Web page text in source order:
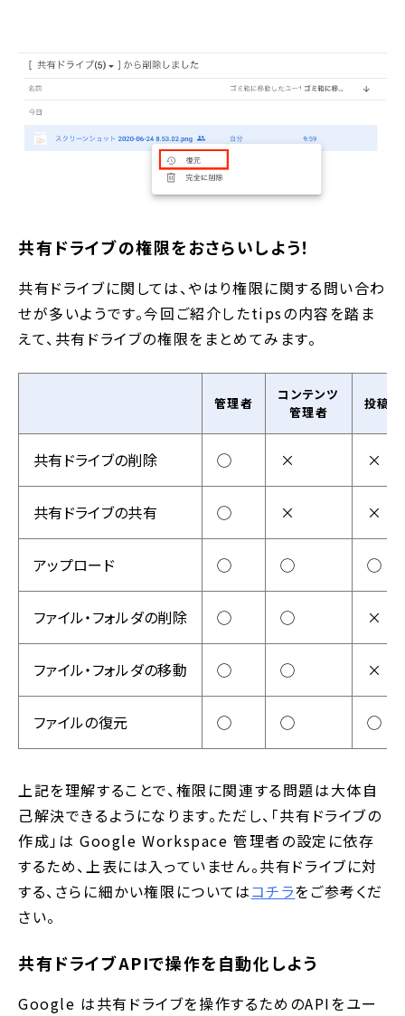
共有ドライブの権限をおさらいしよう！
共有ドライブに関しては、やはり権限に関する問い合わ
せが多いようです。今回ご紹介したtipsの内容を踏ま
えて、共有ドライブの権限をまとめてみます。
管理者
コンテンツ
管理者
投稿者
共有ドライブの削除 ◯ × ×
共有ドライブの共有 ◯ × ×
アップロード ◯ ◯ ◯
ファイル・フォルダの削除 ◯ ◯ ×
ファイル・フォルダの移動 ◯ ◯ ×
ファイルの復元 ◯ ◯ ◯
上記を理解することで、権限に関連する問題は大体自
己解決できるようになります。ただし、「共有ドライブの
作成」は Google Workspace 管理者の設定に依存
するため、上表には入っていません。共有ドライブに対
する、さらに細かい権限についてはコチラをご参考くだ
さい。
共有ドライブAPIで操作を自動化しよう
Google は共有ドライブを操作するためのAPIをユー